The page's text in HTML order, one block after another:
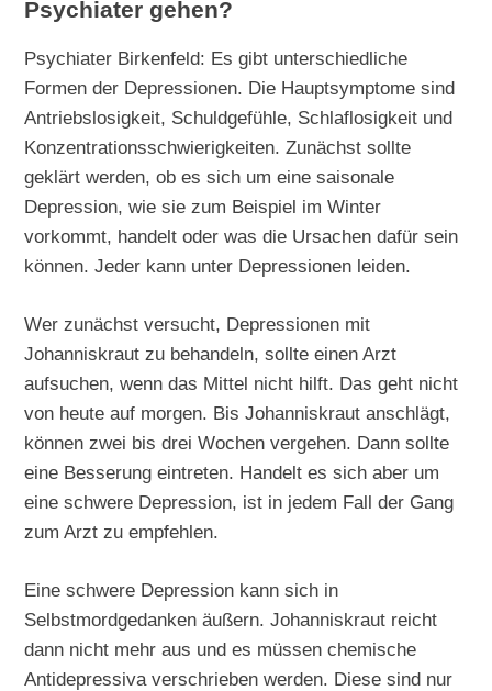
Psychiater gehen?
Psychiater Birkenfeld: Es gibt unterschiedliche
Formen der Depressionen. Die Hauptsymptome sind
Antriebslosigkeit, Schuldgefühle, Schlaflosigkeit und
Konzentrationsschwierigkeiten. Zunächst sollte
geklärt werden, ob es sich um eine saisonale
Depression, wie sie zum Beispiel im Winter
vorkommt, handelt oder was die Ursachen dafür sein
können. Jeder kann unter Depressionen leiden.
Wer zunächst versucht, Depressionen mit
Johanniskraut zu behandeln, sollte einen Arzt
aufsuchen, wenn das Mittel nicht hilft. Das geht nicht
von heute auf morgen. Bis Johanniskraut anschlägt,
können zwei bis drei Wochen vergehen. Dann sollte
eine Besserung eintreten. Handelt es sich aber um
eine schwere Depression, ist in jedem Fall der Gang
zum Arzt zu empfehlen.
Eine schwere Depression kann sich in
Selbstmordgedanken äußern. Johanniskraut reicht
dann nicht mehr aus und es müssen chemische
Antidepressiva verschrieben werden. Diese sind nur